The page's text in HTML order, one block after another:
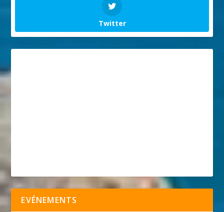
Twitter
EVÉNEMENTS